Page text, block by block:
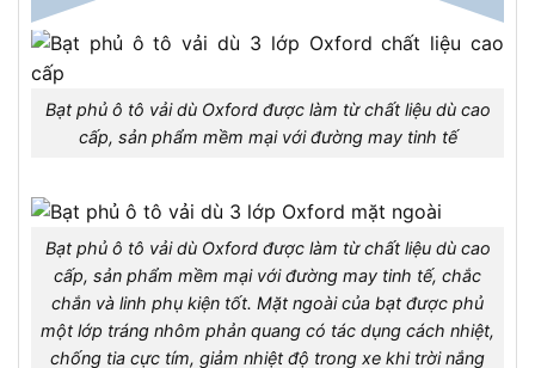
Bạt phủ ô tô vải dù Oxford được làm từ chất liệu dù cao
cấp, sản phẩm mềm mại với đường may tinh tế
Bạt phủ ô tô vải dù Oxford được làm từ chất liệu dù cao
cấp, sản phẩm mềm mại với đường may tinh tế, chắc
chắn và linh phụ kiện tốt. Mặt ngoài của bạt được phủ
một lớp tráng nhôm phản quang có tác dụng cách nhiệt,
chống tia cực tím, giảm nhiệt độ trong xe khi trời nắng